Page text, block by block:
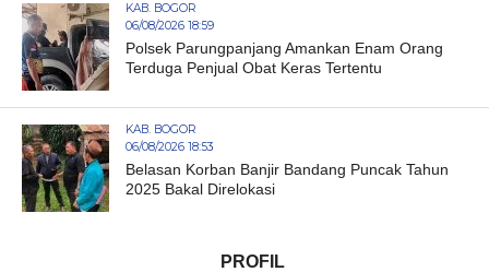
KAB. BOGOR
06/08/2026 18:59
Polsek Parungpanjang Amankan Enam Orang
Terduga Penjual Obat Keras Tertentu
KAB. BOGOR
06/08/2026 18:53
Belasan Korban Banjir Bandang Puncak Tahun
2025 Bakal Direlokasi
PROFIL